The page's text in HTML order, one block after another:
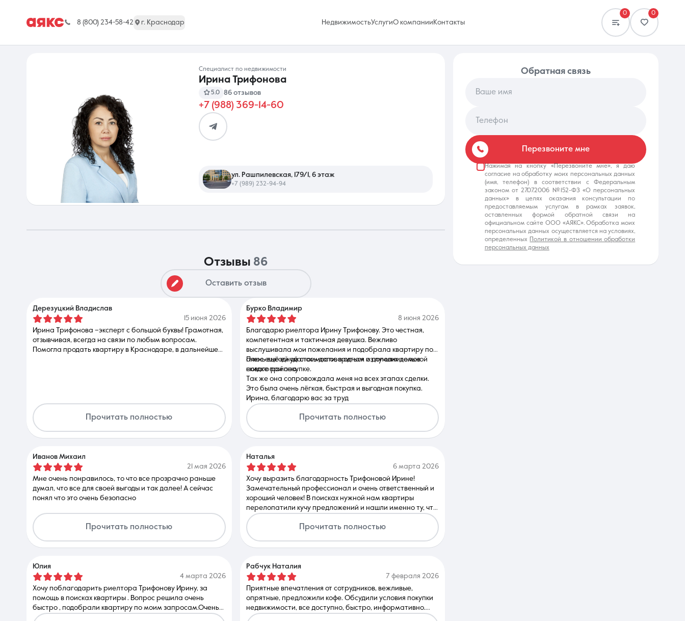
8 (800) 234-58-42 г. Краснодар НедвижимостьУслугиО компании Контакты
0 0
г. Краснодар
Недвижимость
8 (861) 297-00-00
Ежедневно с 08:30 до 20:00
Специалист по недвижимости
Ирина Трифонова
5.0 86 отзывов
+7 (988) 369-14-60
ул. Рашпилевская, 179/1, 6 этаж
+7 (989) 232-94-94
отзывы 86
Оставить отзыв
Дерезуцкий Владислав
15 июня 2026
Ирина Трифонова –эксперт с большой буквы! Грамотная,
отзывчивая, всегда на связи по любым вопросам.
Помогла продать квартиру в Краснодаре, в дальнейшем
Прочитать полностью
Бурко Владимир
8 июня 2026
Благодарю риелтора Ирину Трифонову. Это честная,
компетентная и тактичная девушка. Вежливо
выслушивала мои пожелания и подобрала квартиру по
очень выгодной стоимости, в одном из лучших домов
нового района.
Плюс ещё ей удалось договориться о дополнительной
скидке при покупке.
Так же она сопровождала меня на всех этапах сделки.
Это была очень лёгкая, быстрая и выгодная покупка.
Ирина, благодарю вас за труд
Прочитать полностью
Иванов Михаил
21 мая 2026
Мне очень понравилось, то что все прозрачно раньше
думал, что все для своей выгоды и так далее! А сейчас
понял что это очень безопасно
Прочитать полностью
Наталья
6 марта 2026
Хочу выразить благодарность Трифоновой Ирине!
Замечательный профессионал и очень ответственный и
хороший человек! В поисках нужной нам квартиры
перелопатили кучу предложений и нашли именно ту, что
нужно!!! При этом Ирина всегда энергична. Большое
спасибо за вашу помощь!!Прочитать полностью
Юлия
4 марта 2026
Хочу поблагодарить риелтора Трифонову Ирину, за
помощь в поисках квартиры . Вопрос решила очень
быстро , подобрали квартиру по моим запросам.Очень
грамотный подход к клиенту . Посоветовала хорошее и
Рабчук Наталия
7 февраля 2026
Приятные впечатления от сотрудников, вежливые,
опрятные, предложили кофе. Обсудили условия покупки
недвижимости, все доступно, быстро, информативно.
Очень понравилось, надеюсь скоро приобрету
обратная связь
Ваше имя
Телефон
Перезвоните мне
Нажимая на кнопку «Перезвоните мне», я даю
согласие на обработку моих персональных данных
(имя, телефон) в соответствии с Федеральным
законом от 27.07.2006 №152-ФЗ «О персональных
данных» в целях оказания консультации по
предоставляемым услугам в рамках заявок,
оставленных формой обратной связи на
официальном сайте ООО «АЯКС». Обработка моих
персональных данных осуществляется на условиях,
определенных
Политикой в отношении обработки
персональных данных